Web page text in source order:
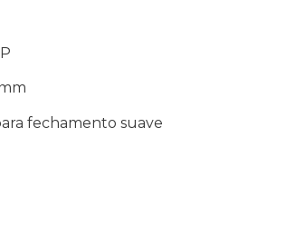
fechamento suave